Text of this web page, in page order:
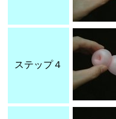
ステップ４